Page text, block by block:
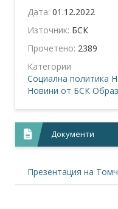
Дата: 01.12.2022
Източник: БСК
Прочетено: 2389
Категории
Социална политика
Новини от БСК
Документи
Презентация на